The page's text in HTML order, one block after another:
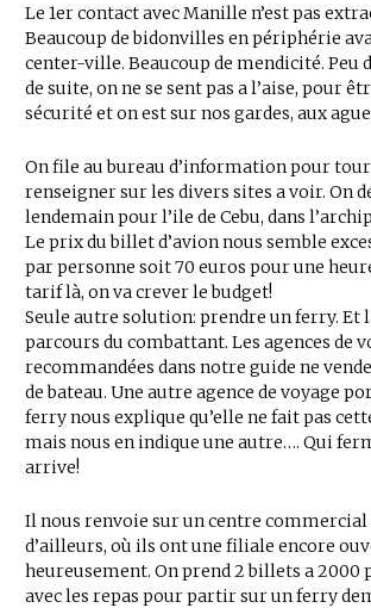
Le 1er contact avec Manille n’est pas
Beaucoup de bidonvilles en périphérie
center-ville. Beaucoup de mendicité. Peu
de suite, on ne se sent pas a l’aise, pour
sécurité et on est sur nos gardes, aux
On file au bureau d’information pour
renseigner sur les divers sites a voir. On
lendemain pour l’ile de Cebu, dans
Le prix du billet d’avion nous semble
par personne soit 70 euros pour une
tarif là, on va crever le budget!
Seule autre solution: prendre un ferry. Et
parcours du combattant. Les agences de
recommandées dans notre guide ne
de bateau. Une autre agence de voyage
ferry nous explique qu’elle ne fait pas
mais nous en indique une autre…. Qui
arrive!
Il nous renvoie sur un centre commercial
d’ailleurs, où ils ont une filiale encore
heureusement. On prend 2 billets a 2000
avec les repas pour partir sur un ferry